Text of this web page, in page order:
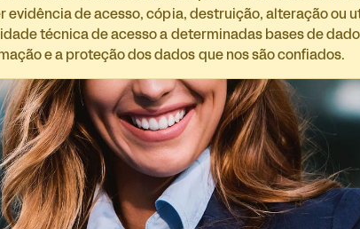
de acesso, cópia, destruição, alteração ou
técnica de acesso a determinadas bases de
e a proteção dos dados que nos são confiados.